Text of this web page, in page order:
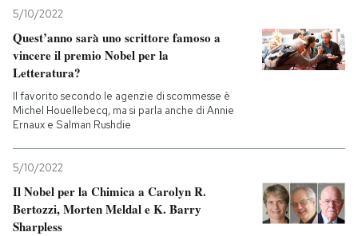
CALENDARIO
AREA PERSONALE
Entra
5/10/2022
Quest’anno sarà uno scrittore famoso a
vincere il premio Nobel per la
Letteratura?
Il favorito secondo le agenzie di scommesse è
Michel Houellebecq, ma si parla anche di Annie
Ernaux e Salman Rushdie
5/10/2022
Il Nobel per la Chimica a Carolyn R.
Bertozzi, Morten Meldal e K. Barry
Sharpless